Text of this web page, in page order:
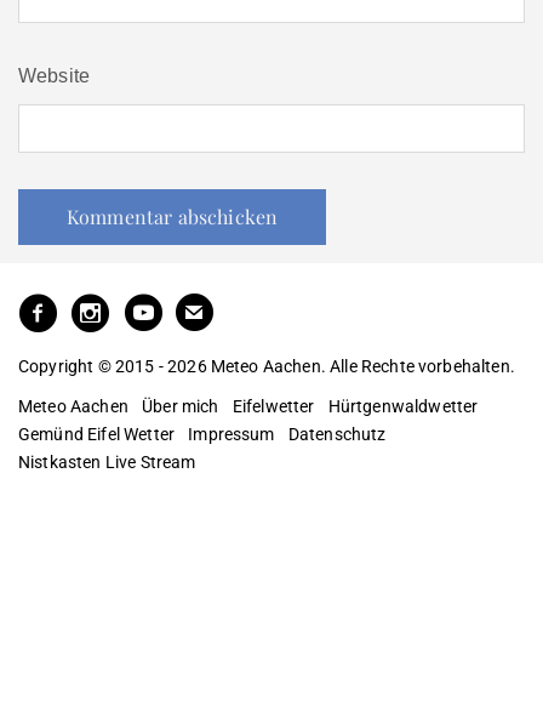
Website
Copyright © 2015 - 2026 Meteo Aachen. Alle Rechte vorbehalten.
Meteo Aachen Über mich Eifelwetter
Hürtgenwaldwetter
Gemünd Eifel Wetter
Impressum
Datenschutz
Nistkasten Live Stream